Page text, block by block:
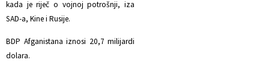
kada je riječ o vojnoj potrošnji, iza
SAD-a, Kine i Rusije.
BDP Afganistana iznosi 20,7 milijardi
dolara.